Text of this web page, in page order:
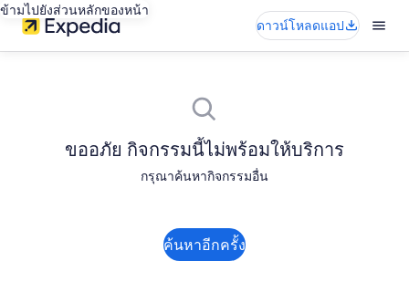
ข้ามไปยังส่วนหลักของหน้า
ดาวน์โหลดแอป
ขออภัย กิจกรรมนี้ไม่พร้อมให้บริการ
กรุณาค้นหากิจกรรมอื่น
ค้นหาอีกครั้ง